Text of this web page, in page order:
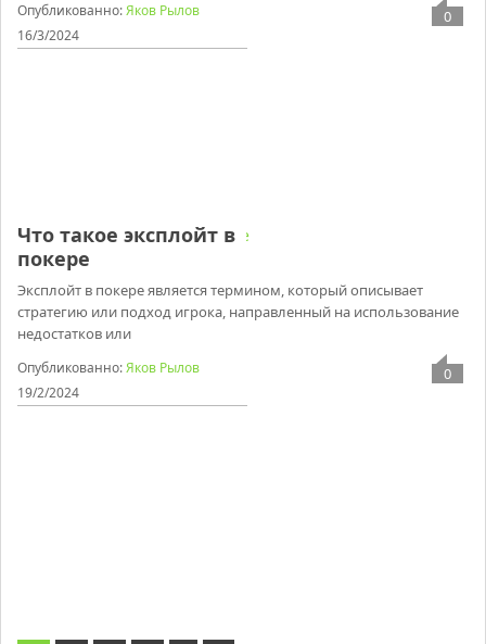
Опубликованно:Яков Рылов
16/3/2024
0
Что такое эксплойт в
покере
Эксплойт в покере является термином, который описывает
стратегию или подход игрока, направленный на использование
недостатков или
Опубликованно:Яков Рылов
19/2/2024
0